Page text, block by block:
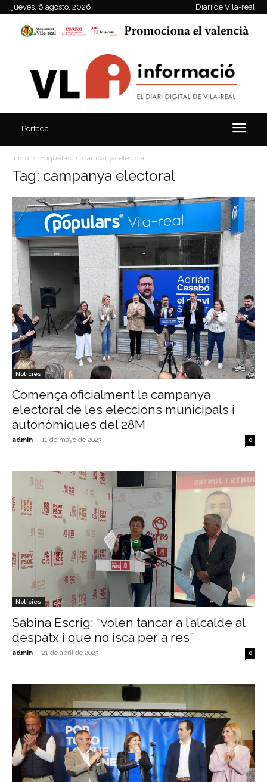
jueves, 6 agosto, 2026 Diari de Vila-real
Portada
Inicio Etiquetas Campanya electoral
Tag: campanya electoral
Notícies
Comença oficialment la campanya
electoral de les eleccions municipals i
autonòmiques del 28M
admin - 11 de mayo de 2023 0
Notícies
Sabina Escrig: “volen tancar a l’alcalde al
despatx i que no isca per a res”
admin - 21 de abril de 2023 0